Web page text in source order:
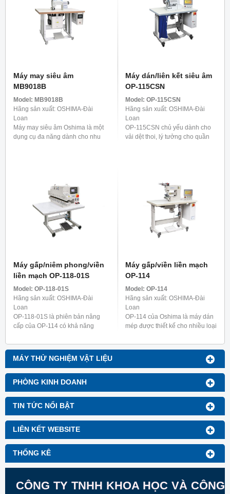
MÁY THỬ NGHIỆM VẬT LIỆU
PHÒNG KINH DOANH
TIN TỨC NỔI BẬT
LIÊN KẾT WEBSITE
THỐNG KÊ
Máy may siêu âm
MB9018B
Model: MB9018B
Hãng sản xuất: OSHIMA-Đài
Loan
Máy may siêu âm Oshima là một
dụng cụ đa năng dành cho nhu
Máy dán/liên kết siêu âm
OP-115CSN
Model: OP-115CSN
Hãng sản xuất: OSHIMA-Đài
Loan
OP-115CSN chủ yếu dành cho
vải dệt thoi, lý tưởng cho quần
Máy gấp/niêm phong/viền
liền mạch OP-118-01S
Model: OP-118-01S
Hãng sản xuất: OSHIMA-Đài
Loan
OP-118-01S là phiên bản nâng
cấp của OP-114 có khả năng
thêm máy dán. Máy này được
thiết kế đặc biệt để làm dây ...
Máy gấp/viền liền mạch
OP-114
Model: OP-114
Hãng sản xuất: OSHIMA-Đài
Loan
OP-114 của Oshima là máy dán
mép được thiết kế cho nhiều loại
lót nữ, áo sơ mi và quần áo chức
CÔNG TY TNHH KHOA HỌC VÀ CÔNG